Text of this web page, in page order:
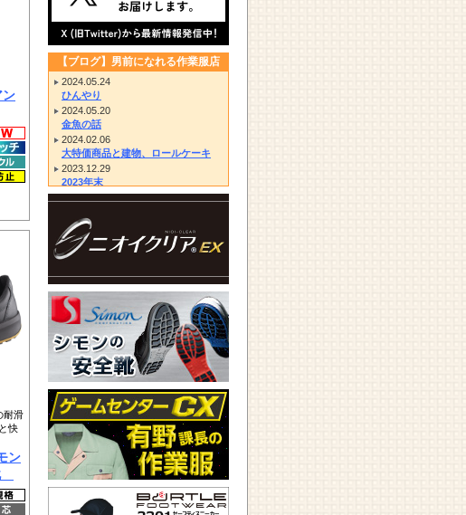
ン
耐滑
快
ン
【ブログ】男前になれる作業服店
2024.05.24
ひんやり
2024.05.20
金魚の話
2024.02.06
大特価商品と建物、ロールケーキ
2023.12.29
2023年末
2023.12.14